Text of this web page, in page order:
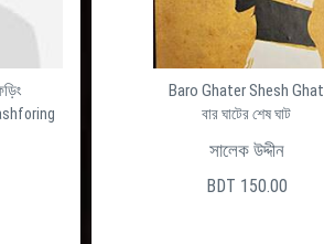
Baro Ghater Shesh Ghat
বার ঘাটের শেষ ঘাট
সালেক উদ্দীন
BDT 150.00